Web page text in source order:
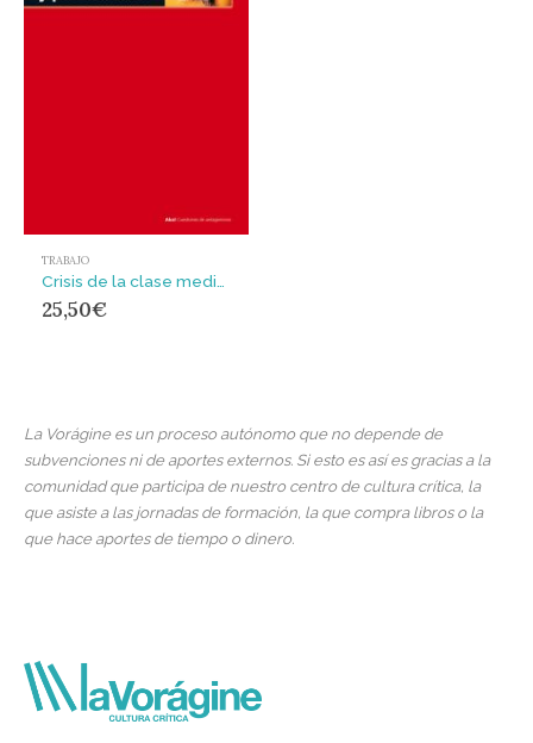
TRABAJO
25,50€
La Vorágine es un proceso autónomo que no depende de
subvenciones ni de aportes externos. Si esto es así es gracias a la
comunidad que participa de nuestro centro de cultura crítica, la
que asiste a las jornadas de formación, la que compra libros o la
que hace aportes de tiempo o dinero.